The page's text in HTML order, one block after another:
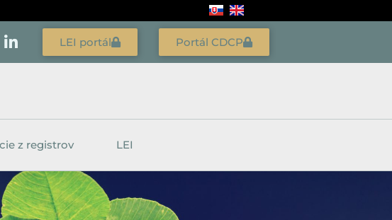
LEI portál Portál CDCP
z registrov LEI